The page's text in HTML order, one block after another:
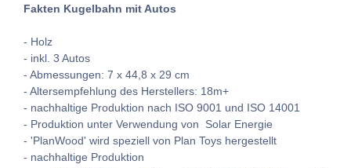
Fakten Kugelbahn mit Autos
- Holz
- inkl. 3 Autos
- Abmessungen: 7 x 44,8 x 29 cm
- Altersempfehlung des Herstellers: 18m+
- nachhaltige Produktion nach ISO 9001 und ISO 14001
- Produktion unter Verwendung von Solar Energie
- 'PlanWood' wird speziell von Plan Toys hergestellt
- nachhaltige Produktion